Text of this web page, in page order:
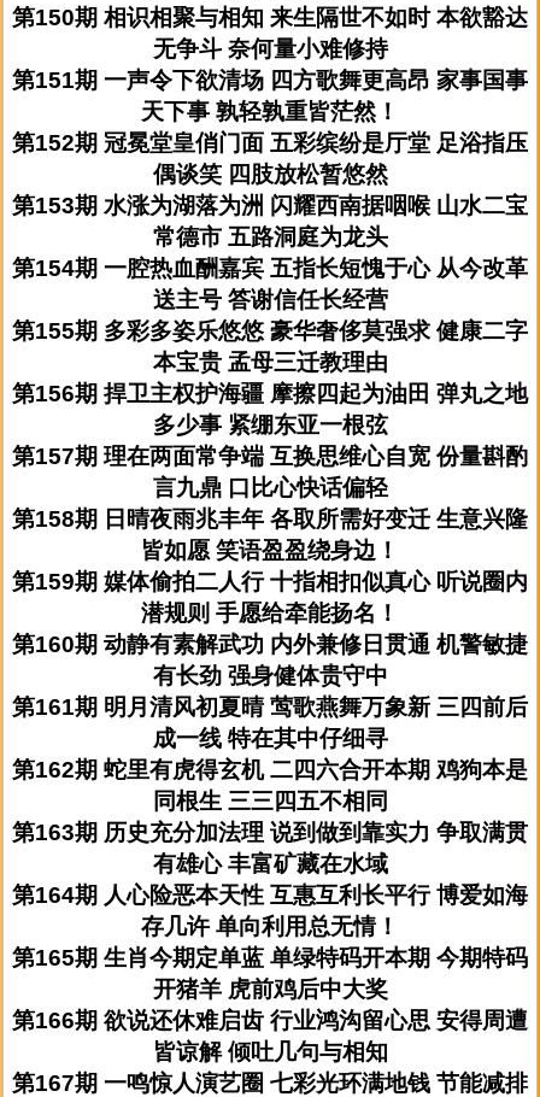
第150期 相识相聚与相知 来生隔世不如时 本欲豁达
无争斗 奈何量小难修持
第151期 一声令下欲清场 四方歌舞更高昂 家事国事
天下事 孰轻孰重皆茫然！
第152期 冠冕堂皇俏门面 五彩缤纷是厅堂 足浴指压
偶谈笑 四肢放松暂悠然
第153期 水涨为湖落为洲 闪耀西南据咽喉 山水二宝
常德市 五路洞庭为龙头
第154期 一腔热血酬嘉宾 五指长短愧于心 从今改革
送主号 答谢信任长经营
第155期 多彩多姿乐悠悠 豪华奢侈莫强求 健康二字
本宝贵 孟母三迁教理由
第156期 捍卫主权护海疆 摩擦四起为油田 弹丸之地
多少事 紧绷东亚一根弦
第157期 理在两面常争端 互换思维心自宽 份量斟酌
言九鼎 口比心快话偏轻
第158期 日晴夜雨兆丰年 各取所需好变迁 生意兴隆
皆如愿 笑语盈盈绕身边！
第159期 媒体偷拍二人行 十指相扣似真心 听说圈内
潜规则 手愿给牵能扬名！
第160期 动静有素解武功 内外兼修日贯通 机警敏捷
有长劲 强身健体贵守中
第161期 明月清风初夏晴 莺歌燕舞万象新 三四前后
成一线 特在其中仔细寻
第162期 蛇里有虎得玄机 二四六合开本期 鸡狗本是
同根生 三三四五不相同
第163期 历史充分加法理 说到做到靠实力 争取满贯
有雄心 丰富矿藏在水域
第164期 人心险恶本天性 互惠互利长平行 博爱如海
存几许 单向利用总无情！
第165期 生肖今期定单蓝 单绿特码开本期 今期特码
开猪羊 虎前鸡后中大奖
第166期 欲说还休难启齿 行业鸿沟留心思 安得周遭
皆谅解 倾吐几句与相知
第167期 一鸣惊人演艺圈 七彩光环满地钱 节能减排